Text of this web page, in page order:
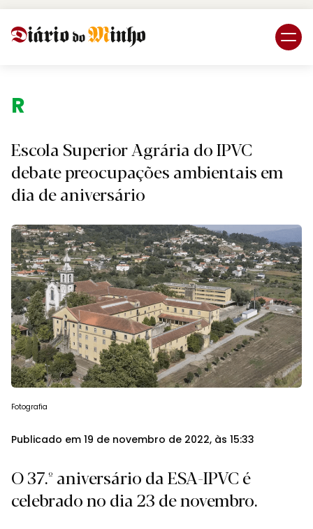
Região.
Escola Superior Agrária do IPVC
debate preocupações ambientais em
dia de aniversário
Fotografia
Publicado em 19 de novembro de 2022, às 15:33
O 37.º aniversário da ESA-IPVC é
celebrado no dia 23 de novembro.